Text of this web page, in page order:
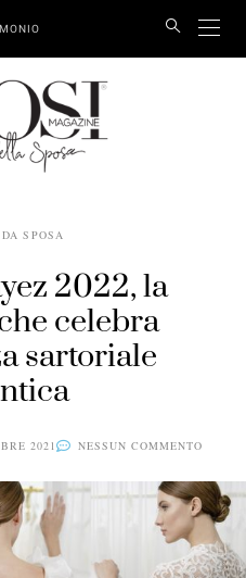
SPOSA
2022, la
celebra
sartoriale
2021 NESSUN COMMENTO